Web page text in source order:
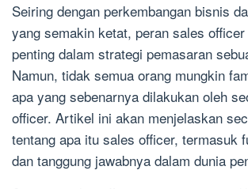
Seiring dengan perkembangan bisnis
yang semakin ketat, peran sales
penting dalam strategi pemasaran
Namun, tidak semua orang mungkin
apa yang sebenarnya dilakukan oleh
officer. Artikel ini akan menjelaskan
tentang apa itu sales officer, termasuk
dan tanggung jawabnya dalam dunia